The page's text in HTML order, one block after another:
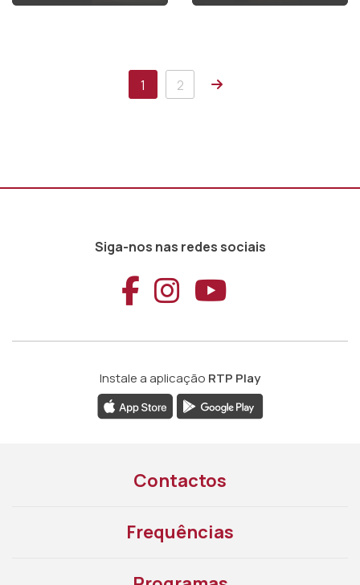
1 2 Próxima
Siga-nos nas redes sociais
Aceder ao
Aceder ao
Aceder
Instale a aplicação RTP Play
Contactos
Frequências